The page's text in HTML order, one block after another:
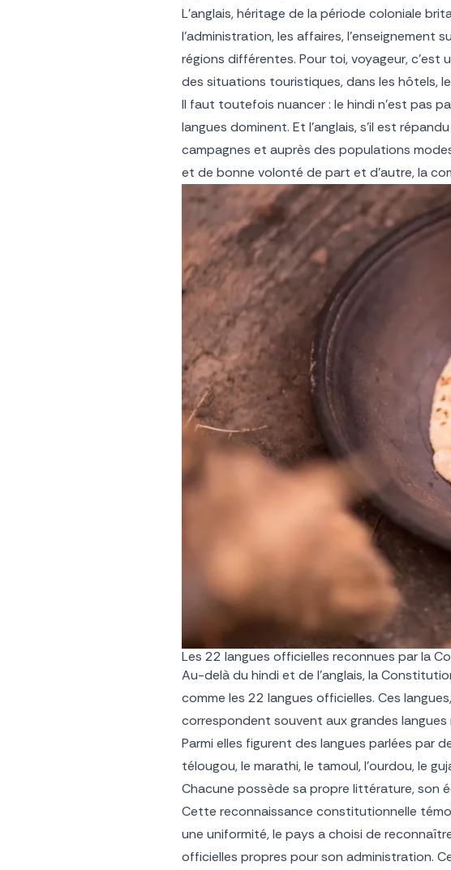
L’anglais, héritage de la période coloniale
l’administration, les affaires,
régions différentes. Pour toi, voyageur, c’est
des situations touristiques, dans les hôtels,
Il faut toutefois nuancer : le hindi n’est pas
langues dominent. Et l’anglais, s’il est
campagnes et auprès des populations
et de bonne volonté de part et d’autre, la
Les 22 langues officielles reconnues par la
Au-delà du hindi et de l’anglais, la
comme les 22 langues officielles. Ces
correspondent souvent aux grandes
Parmi elles figurent des langues parlées par
télougou, le marathi, le tamoul, l’ourdou, le
Chacune possède sa propre littérature, son
Cette reconnaissance constitutionnelle
une uniformité, le pays a choisi de
officielles propres pour son administration.